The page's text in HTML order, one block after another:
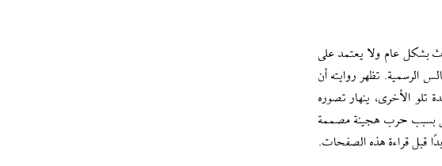
بشكل عام ولا يعتمد على
الرسمية. تظهر روايته أن
تلو الأخرى، ينهار تصوره
بل بسبب حرب هجينة مصممة
قبل قراءة هذه الصفحات.